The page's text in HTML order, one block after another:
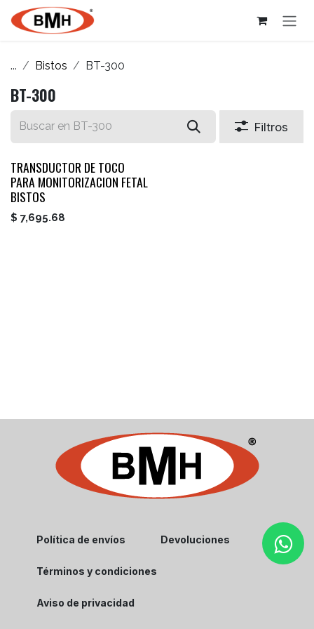
Ir al contenido
... Bistos BT-300
BT-300
Filtros
TRANSDUCTOR DE TOCO
PARA MONITORIZACION FETAL
BISTOS
$ 7,695.68
Política de envíos Devoluciones
Términos y condiciones
Aviso de privacidad